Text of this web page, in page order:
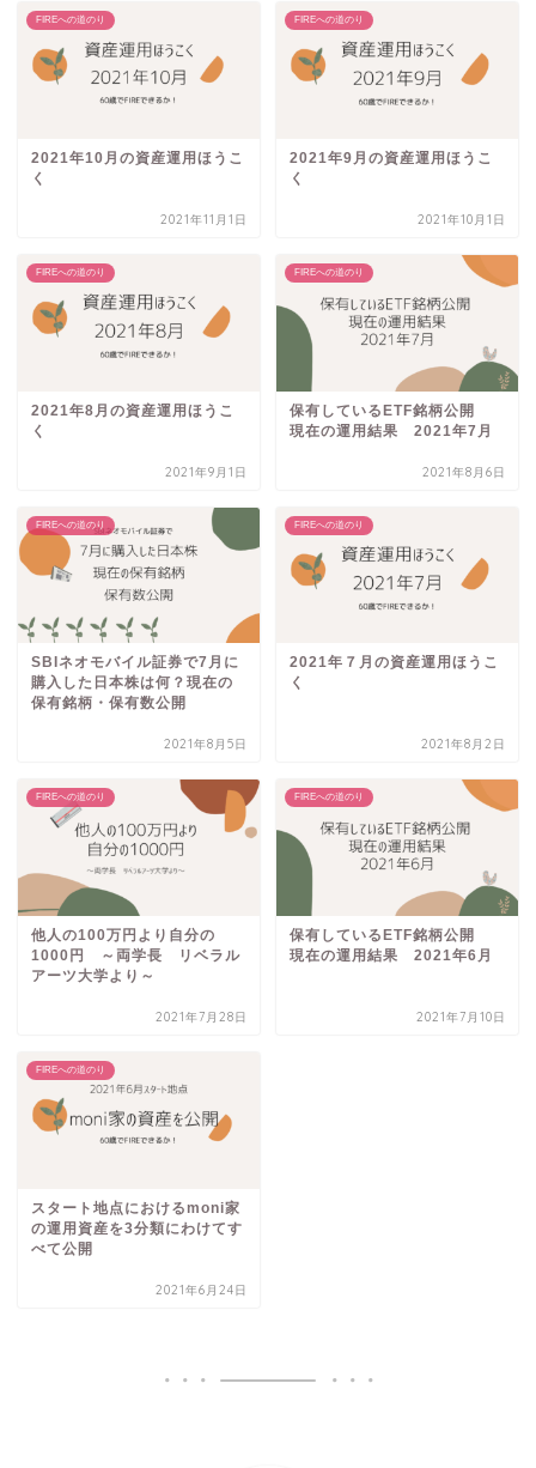
FIREへの道のり
2021年10月の資産運用ほうこ
く
2021年11月1日
FIREへの道のり
2021年9月の資産運用ほうこ
く
2021年10月1日
FIREへの道のり
2021年8月の資産運用ほうこ
く
2021年9月1日
FIREへの道のり
保有しているETF銘柄公開
現在の運用結果 2021年7月
2021年8月6日
FIREへの道のり
SBIネオモバイル証券で7月に
購入した日本株は何？現在の
保有銘柄・保有数公開
2021年8月5日
FIREへの道のり
2021年７月の資産運用ほうこ
く
2021年8月2日
FIREへの道のり
他人の100万円より自分の
1000円 ～両学長 リベラル
アーツ大学より～
2021年7月28日
FIREへの道のり
保有しているETF銘柄公開
現在の運用結果 2021年6月
2021年7月10日
FIREへの道のり
スタート地点におけるmoni家
の運用資産を3分類にわけてす
べて公開
2021年6月24日